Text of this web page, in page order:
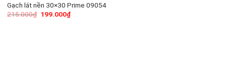
Gạch lát nền 30×30 Prime 09054
215.000₫ 199.000₫